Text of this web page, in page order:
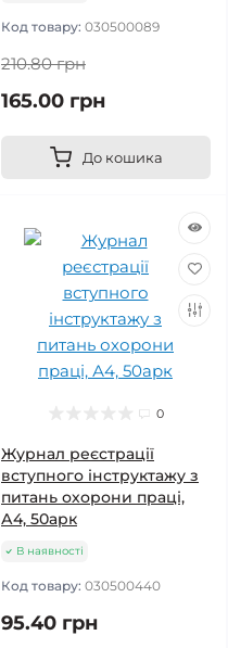
Код товару: 030500089
210.80 грн
165.00 грн
До кошика
0
Журнал реєстрації
вступного інструктажу з
питань охорони праці,
А4, 50арк
В наявності
Код товару: 030500440
95.40 грн